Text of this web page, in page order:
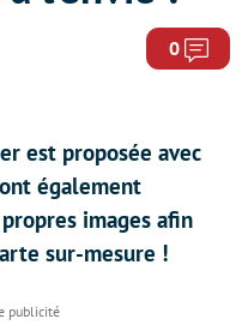
0
est proposée avec
également
images afin
sur-mesure !